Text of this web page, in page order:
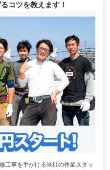
コツを教えます！
工事を手がける当社の作業スタッ